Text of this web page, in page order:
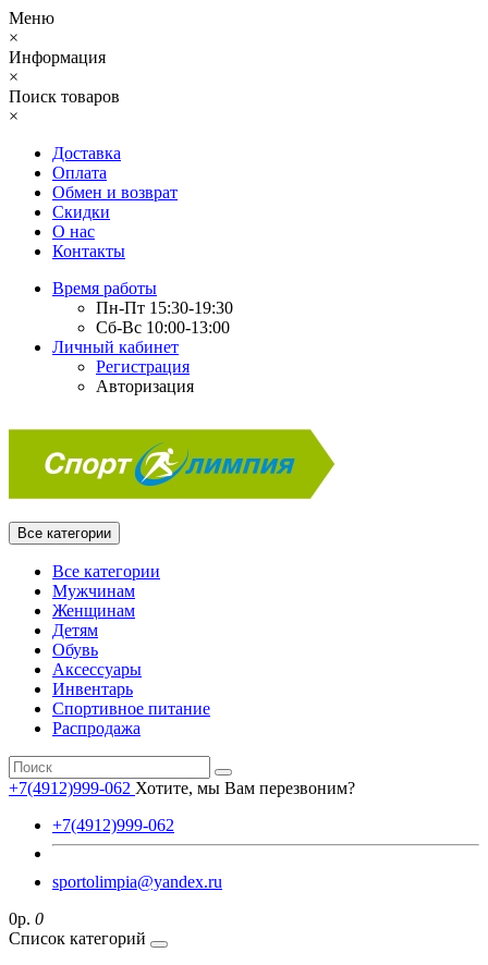
Меню
×
Информация
×
Поиск товаров
×
Доставка
Оплата
Обмен и возврат
Скидки
О нас
Контакты
Время работы
Пн-Пт 15:30-19:30
Сб-Вс 10:00-13:00
Личный кабинет
Регистрация
Авторизация
Все категории
Все категории
Мужчинам
Женщинам
Детям
Обувь
Аксессуары
Инвентарь
Спортивное питание
Распродажа
+7(4912)999-062 Хотите, мы Вам перезвоним?
+7(4912)999-062
sportolimpia@yandex.ru
0р. 0
Список категорий